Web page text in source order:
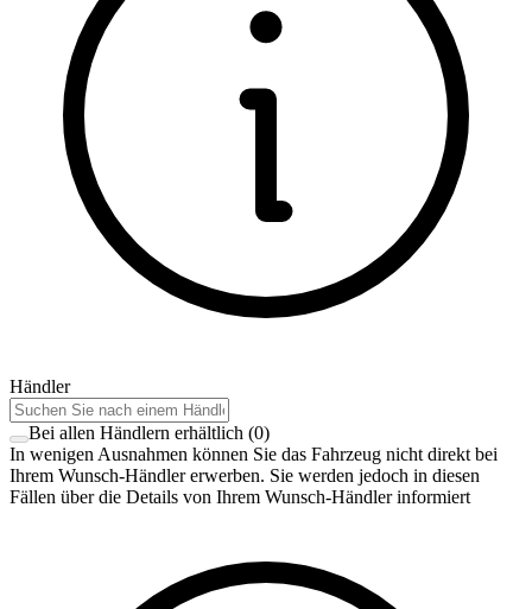
Händler
Bei allen Händlern erhältlich (0)
In wenigen Ausnahmen können Sie das Fahrzeug nicht direkt bei
Ihrem Wunsch-Händler erwerben. Sie werden jedoch in diesen
Fällen über die Details von Ihrem Wunsch-Händler informiert